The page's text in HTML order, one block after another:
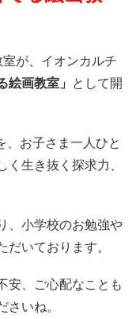
が、イオンカルチ
絵画教室」
として開
、お子さま一人ひと
く生き抜く探求力、
、小学校のお勉強や
だいております。
安、ご心配なことも
さいね。